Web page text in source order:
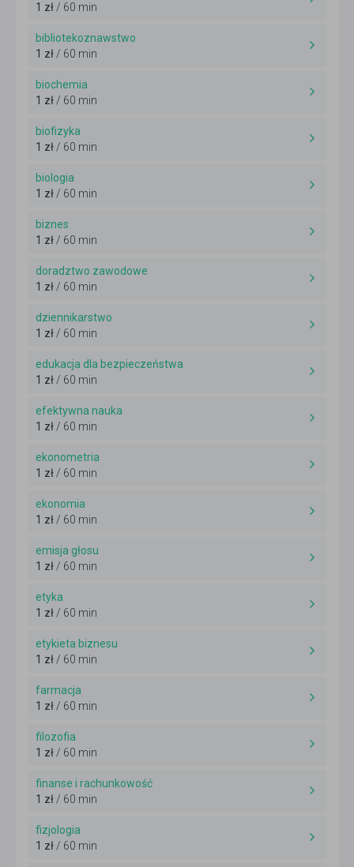
1 zł/ 60 min
bibliotekoznawstwo
1 zł/ 60 min
biochemia
1 zł/ 60 min
biofizyka
1 zł/ 60 min
biologia
1 zł/ 60 min
biznes
1 zł/ 60 min
doradztwo zawodowe
1 zł/ 60 min
dziennikarstwo
1 zł/ 60 min
edukacja dla bezpieczeństwa
1 zł/ 60 min
efektywna nauka
1 zł/ 60 min
ekonometria
1 zł/ 60 min
ekonomia
1 zł/ 60 min
emisja głosu
1 zł/ 60 min
etyka
1 zł/ 60 min
etykieta biznesu
1 zł/ 60 min
farmacja
1 zł/ 60 min
filozofia
1 zł/ 60 min
finanse i rachunkowość
1 zł/ 60 min
fizjologia
1 zł/ 60 min